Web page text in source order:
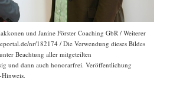
und Janine Förster Coaching GbR / Weiterer
nr/182174 / Die Verwendung dieses Bildes
Beachtung aller mitgeteilten
und dann auch honorarfrei. Veröffentlichung